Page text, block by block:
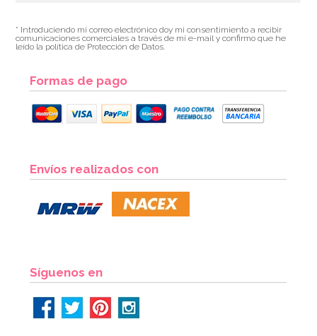
7,50€
* Introduciendo mi correo electrónico doy mi consentimiento a recibir
comunicaciones comerciales a través de mi e-mail y confirmo que he
leído la política de Protección de Datos.
Formas de pago
Envíos realizados con
Síguenos en